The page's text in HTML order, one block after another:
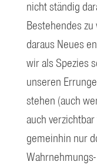
nicht ständig
Bestehendes
daraus Neues
wir als Spezies
unseren
stehen (auch
auch
gemeinhin nur